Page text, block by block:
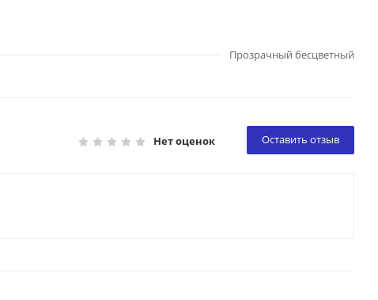
Прозрачный бесцветный
Нет оценок Оставить отзыв